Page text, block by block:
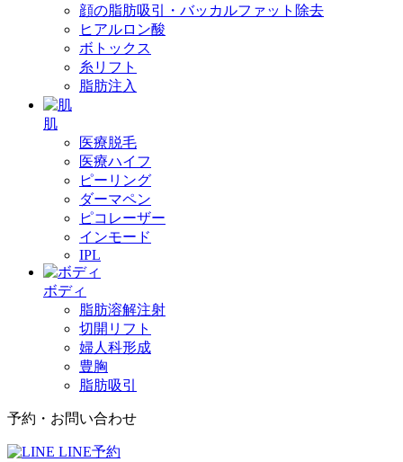
顔の脂肪吸引・バッカルファット除去
ヒアルロン酸
ボトックス
糸リフト
脂肪注入
肌
医療脱毛
医療ハイフ
ピーリング
ダーマペン
ピコレーザー
インモード
IPL
ボディ
脂肪溶解注射
切開リフト
婦人科形成
豊胸
脂肪吸引
予約・お問い合わせ
LINE予約